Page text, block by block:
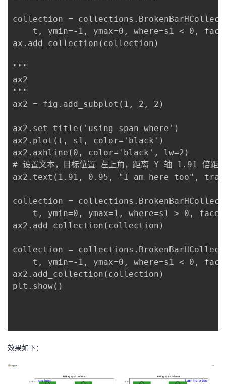
者
学
堂
我
的
课
程
我
的
认
证
我
的
实
验
我
的
收
支
持
我
的
技
术
支
持
我
的
云
声
建
议
collection =
t, ymin=-1, ymax=0, where=s1 < 0,
ax.add_collection(collection)
"""
ax2
"""
ax2 = fig.add_subplot(1, 2, 2)
ax2.set_title('using span_where')
ax2.plot(t, s1, color='black')
ax2.axhline(0, color='black', lw=2)
# 设置文本，目标位置 左上角，距离 Y 轴 1.91 倍距
ax2.text(1.91, 0.95, "I am here too",
collection =
t, ymin=0, ymax=1, where=s1 > 0,
ax2.add_collection(collection)
collection =
t, ymin=-1, ymax=0, where=s1 < 0,
ax2.add_collection(collection)
plt.show()
效果如下：